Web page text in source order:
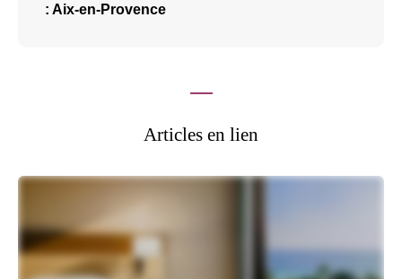
: Aix-en-Provence
Articles en lien